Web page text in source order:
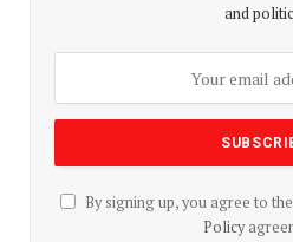
and
By signing up, you agree to
Policy